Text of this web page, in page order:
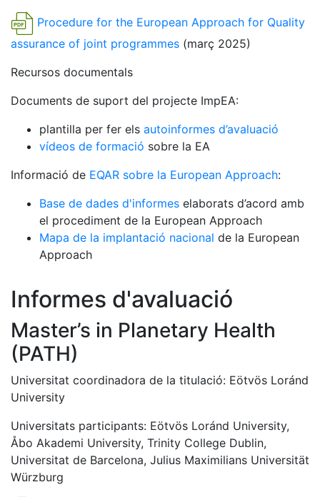
Procedure for the European Approach for Quality
assurance of joint programmes (març 2025)
Recursos documentals
Documents de suport del projecte ImpEA:
plantilla per fer els autoinformes d’avaluació
vídeos de formació sobre la EA
Informació de EQAR sobre la European Approach:
Base de dades d'informes elaborats d’acord amb
el procediment de la European Approach
Mapa de la implantació nacional de la European
Approach
Informes d'avaluació
Master’s in Planetary Health
(PATH)
Universitat coordinadora de la titulació: Eötvös Loránd
University
Universitats participants: Eötvös Loránd University,
Åbo Akademi University, Trinity College Dublin,
Universitat de Barcelona, Julius Maximilians Universität
Würzburg